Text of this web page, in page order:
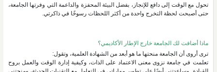
تحول مع الوقت إلى دافع للإنجاز، بفضل البيئة المحفزة والداعمة التي وفرتها الجامعة،
حتى أصبحت لحظة التخرج واحدة من أكثر اللحظات رسوخًا في ذاكرتي.
ماذا أضافت لك الجامعة خارج الإطار الأكاديمي؟
ترى أروى أن الجامعة منحتها ما هو أبعد من الشهادة العلمية، وتقول:
تعلمت في جامعة نزوى معنى الاعتماد على الذات، وكيفية إدارة الوقت والعمل بروح